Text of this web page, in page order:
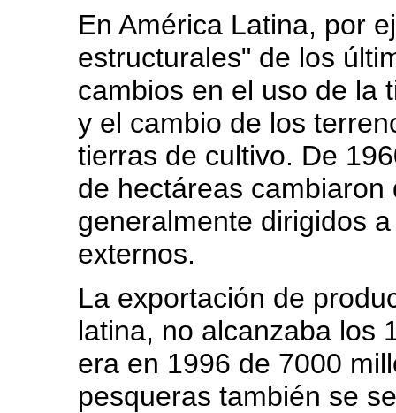
En América Latina, por
estructurales" de los
cambios en el uso de
y el cambio de los
tierras de cultivo. De
de hectáreas
generalmente dirigidos
externos.
La exportación de
latina, no alcanzaba los
era en 1996 de 7000
pesqueras también se